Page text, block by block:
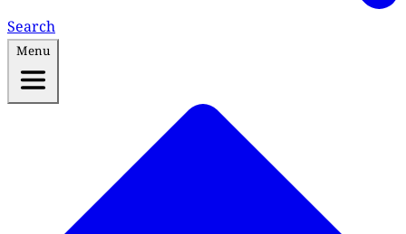
Search
Menu